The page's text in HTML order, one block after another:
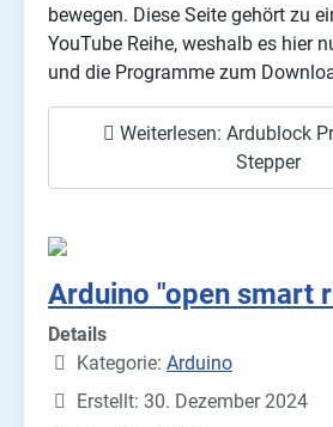
bewegen. Diese Seite gehört zu
YouTube Reihe, weshalb es hier
und die Programme zum
Weiterlesen: Ardublock
Stepper
Arduino "open smart
Details
Kategorie: Arduino
Erstellt: 30. Dezember 2024